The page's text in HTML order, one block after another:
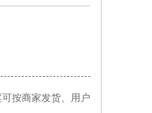
按商家发货、用户